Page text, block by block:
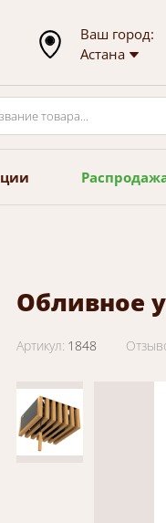
Ваш город:
Астана
Обливное
Артикул: 1848